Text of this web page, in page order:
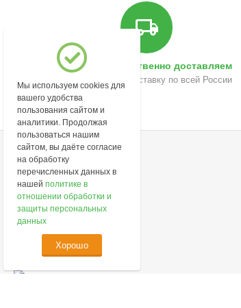
Быстро и качественно доставляем
Осуществляем доставку по всей России
Моя учетная запись
Войти
Создать учетную запись
Мы используем cookies для
вашего удобства
пользования сайтом и
аналитики. Продолжая
пользоваться нашим
сайтом, вы даёте согласие
на обработку
перечисленных данных в
нашейполитике в
отношении обработки и
защиты персональных
данных
Хорошо